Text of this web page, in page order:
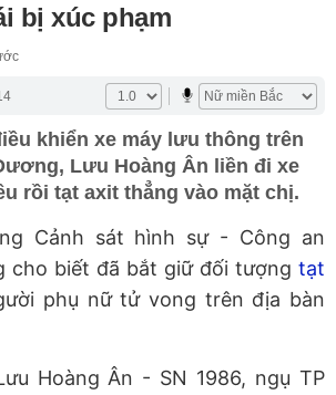
bị xúc phạm
khiển xe máy lưu thông trên
Lưu Hoàng Ân liền đi xe
rồi tạt axit thẳng vào mặt chị.
Cảnh sát hình sự - Công an
cho biết đã bắt giữ đối tượng tạt
phụ nữ tử vong trên địa bàn
Hoàng Ân - SN 1986, ngụ TP